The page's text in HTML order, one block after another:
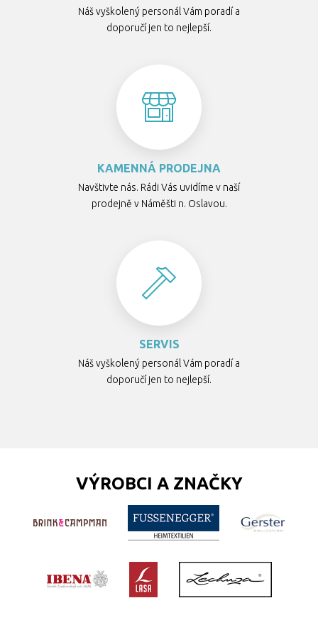
Náš vyškolený personál Vám poradí a
doporučí jen to nejlepší.
KAMENNÁ PRODEJNA
Navštivte nás. Rádi Vás uvidíme v naší
prodejně v Náměšti n. Oslavou.
SERVIS
Náš vyškolený personál Vám poradí a
doporučí jen to nejlepší.
VÝROBCI A ZNAČKY